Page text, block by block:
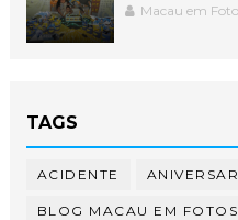
Macau em
TAGS
ACIDENTE
BLOG MACAU EM FOTOS